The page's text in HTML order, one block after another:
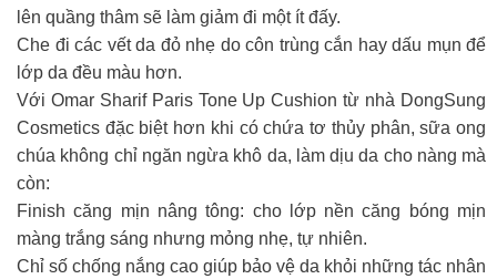
lên quầng thâm sẽ làm giảm đi một ít đấy.
Che đi các vết da đỏ nhẹ do côn trùng cắn hay dấu mụn để
lớp da đều màu hơn.
Với Omar Sharif Paris Tone Up Cushion từ nhà DongSung
Cosmetics đặc biệt hơn khi có chứa tơ thủy phân, sữa ong
chúa không chỉ ngăn ngừa khô da, làm dịu da cho nàng mà
còn:
Finish căng mịn nâng tông: cho lớp nền căng bóng mịn
màng trắng sáng nhưng mỏng nhẹ, tự nhiên.
Chỉ số chống nắng cao giúp bảo vệ da khỏi những tác nhân